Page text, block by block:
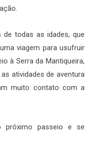
todas as idades, que
viagem para usufruir
à Serra da Mantiqueira,
atividades de aventura
muito contato com a
próximo passeio e se